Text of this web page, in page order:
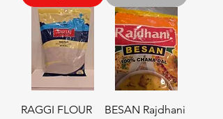
RAGGI FLOUR
BESAN Rajdhani